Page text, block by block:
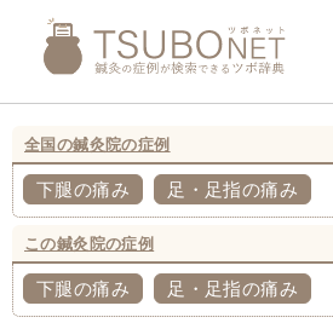
全国の鍼灸院の症例
下腿の痛み 足・足指の痛み
この鍼灸院の症例
下腿の痛み 足・足指の痛み